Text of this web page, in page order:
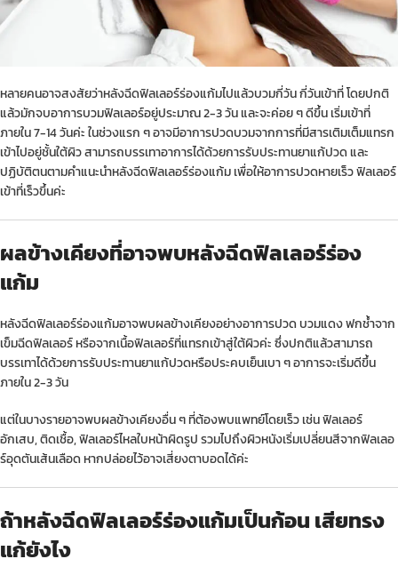
หลายคนอาจสงสัยว่าหลังฉีดฟิลเลอร์ร่องแก้มไปแล้วบวมกี่วัน กี่วันเข้าที่ โดยปกติ
แล้วมักจบอาการบวมฟิลเลอร์อยู่ประมาณ 2-3 วัน และจะค่อย ๆ ดีขึ้น เริ่มเข้าที่
ภายใน 7-14 วันค่ะ ในช่วงแรก ๆ อาจมีอาการปวดบวมจากการที่มีสารเติมเต็มแทรก
เข้าไปอยู่ชั้นใต้ผิว สามารถบรรเทาอาการได้ด้วยการรับประทานยาแก้ปวด และ
ปฏิบัติตนตามคำแนะนำหลังฉีดฟิลเลอร์ร่องแก้ม เพื่อให้อาการปวดหายเร็ว ฟิลเลอร์
เข้าที่เร็วขึ้นค่ะ
ผลข้างเคียงที่อาจพบหลังฉีดฟิลเลอร์ร่อง
แก้ม
หลังฉีดฟิลเลอร์ร่องแก้มอาจพบผลข้างเคียงอย่างอาการปวด บวมแดง ฟกช้ำจาก
เข็มฉีดฟิลเลอร์ หรือจากเนื้อฟิลเลอร์ที่แทรกเข้าสู่ใต้ผิวค่ะ ซึ่งปกติแล้วสามารถ
บรรเทาได้ด้วยการรับประทานยาแก้ปวดหรือประคบเย็นเบา ๆ อาการจะเริ่มดีขึ้น
ภายใน 2-3 วัน
แต่ในบางรายอาจพบผลข้างเคียงอื่น ๆ ที่ต้องพบแพทย์โดยเร็ว เช่น ฟิลเลอร์
อักเสบ, ติดเชื้อ, ฟิลเลอร์ไหลใบหน้าผิดรูป รวมไปถึงผิวหนังเริ่มเปลี่ยนสีจากฟิลเลอ
ร์อุดตันเส้นเลือด หากปล่อยไว้อาจเสี่ยงตาบอดได้ค่ะ
ถ้าหลังฉีดฟิลเลอร์ร่องแก้มเป็นก้อน เสียทรง
แก้ยังไง